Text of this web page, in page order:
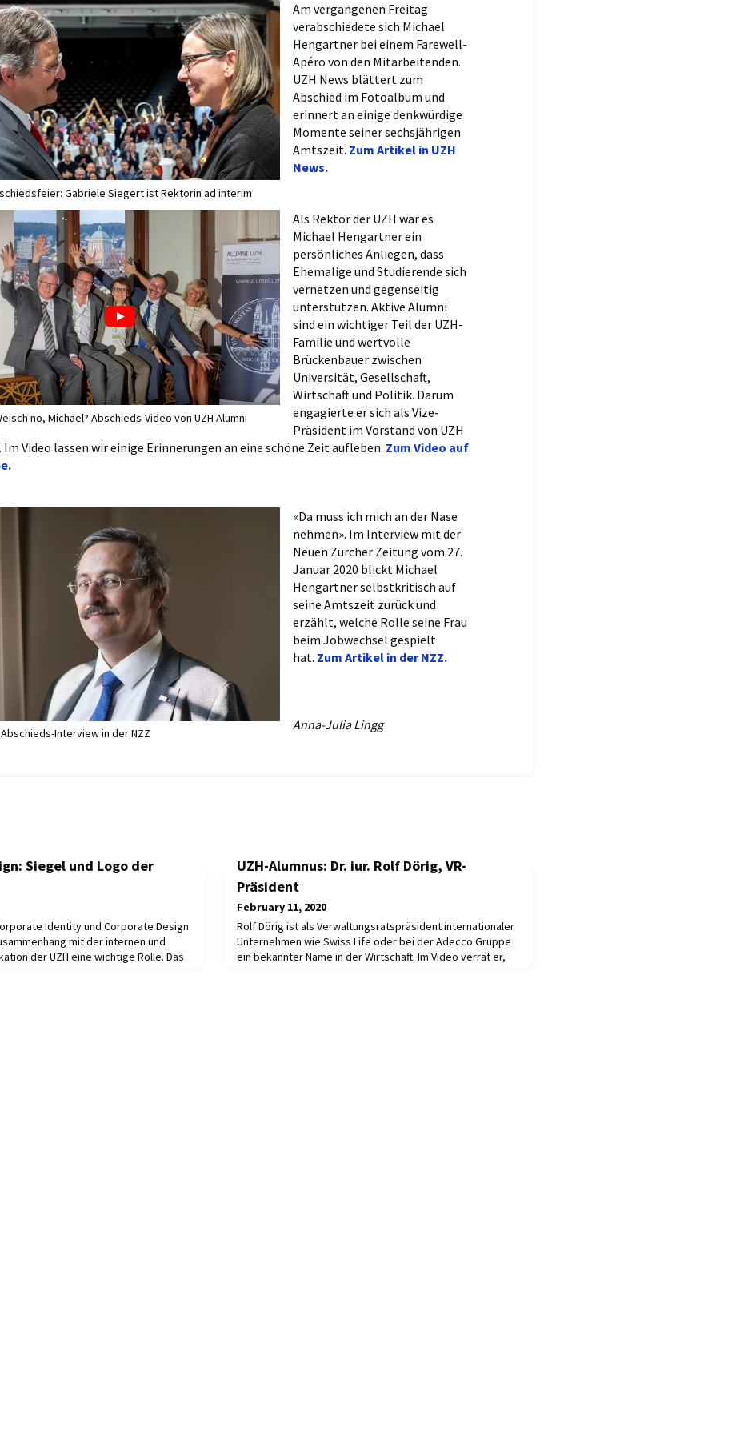
Gabriele Siegert ist Rektorin ad interim
Am vergangenen Freitag
verabschiedete sich Michael
Hengartner bei einem Farewell-
Apéro von den Mitarbeitenden.
UZH News blättert zum
Abschied im Fotoalbum und
erinnert an einige denkwürdige
Momente seiner sechsjährigen
Amtszeit. Zum Artikel in UZH
News.
no, Michael? Abschieds-Video von UZH Alumni
Als Rektor der UZH war es
Michael Hengartner ein
persönliches Anliegen, dass
Ehemalige und Studierende sich
vernetzen und gegenseitig
unterstützen. Aktive Alumni
sind ein wichtiger Teil der UZH-
Familie und wertvolle
Brückenbauer zwischen
Universität, Gesellschaft,
Wirtschaft und Politik. Darum
engagierte er sich als Vize-
Präsident im Vorstand von UZH
Im Video lassen wir einige Erinnerungen an eine schöne Zeit aufleben. Zum Video auf
Abschieds-Interview in der NZZ
«Da muss ich mich an der Nase
nehmen». Im Interview mit der
Neuen Zürcher Zeitung vom 27.
Januar 2020 blickt Michael
Hengartner selbstkritisch auf
seine Amtszeit zurück und
erzählt, welche Rolle seine Frau
beim Jobwechsel gespielt
hat. Zum Artikel in der NZZ.
Anna-Julia Lingg
Siegel und Logo der
Identity und Corporate Design
mit der internen und
der UZH eine wichtige Rolle. Das
UZH-Alumnus: Dr. iur. Rolf Dörig, VR-
Präsident
February 11, 2020
Rolf Dörig ist als Verwaltungsratspräsident internationaler
Unternehmen wie Swiss Life oder bei der Adecco Gruppe
ein bekannter Name in der Wirtschaft. Im Video verrät er,